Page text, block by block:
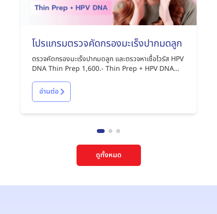
โปรแกรมตรวจคัดกรองมะเร็งปากมดลูก
ตรวจคัดกรองมะเร็งปากมดลูก และตรวจหาเชื้อไวรัส HPV
DNA Thin Prep 1,600.- Thin Prep + HPV DNA
อ่านต่อ
ดูทั้งหมด